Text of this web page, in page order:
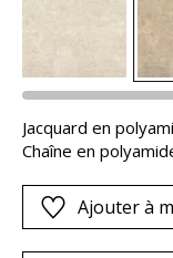
Jacquard en
Chaîne en
Ajouter à